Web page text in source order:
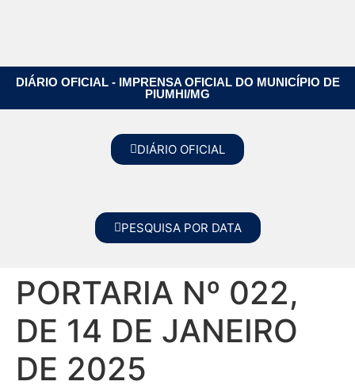
DIÁRIO OFICIAL - IMPRENSA OFICIAL DO MUNICÍPIO DE
PIUMHI/MG
DIÁRIO OFICIAL
PESQUISA POR DATA
PORTARIA Nº 022,
DE 14 DE JANEIRO
DE 2025